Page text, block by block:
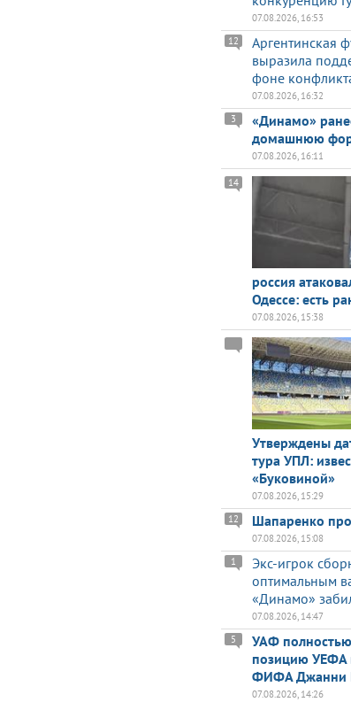
07.08.2026, 16:53
Аргентинская
выразила
фоне
12
07.08.2026, 16:32
«Динамо»
домашнюю
3
07.08.2026, 16:11
россия
Одессе: есть
14
07.08.2026, 15:38
Утверждены
тура УПЛ:
«Буковиной»
07.08.2026, 15:29
Шапаренко
12
07.08.2026, 15:08
Экс-игрок
оптимальным
«Динамо»
1
07.08.2026, 14:47
УАФ
позицию УЕФА
ФИФА Джанни
5
07.08.2026, 14:26